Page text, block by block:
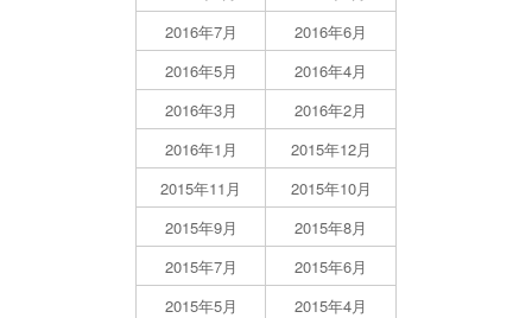
2016年7月
2016年6月
2016年5月
2016年4月
2016年3月
2016年2月
2016年1月
2015年12月
2015年11月
2015年10月
2015年9月
2015年8月
2015年7月
2015年6月
2015年5月
2015年4月